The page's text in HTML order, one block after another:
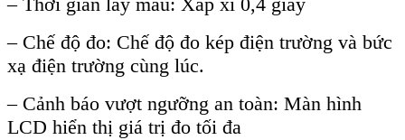
– Chế độ đo: Chế độ đo kép điện trường và bức
xạ điện trường cùng lúc.
– Cảnh báo vượt ngưỡng an toàn: Màn hình
LCD hiển thị giá trị đo tối đa